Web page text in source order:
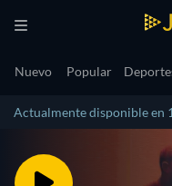
Nuevo Popular
Actualmente disponible en